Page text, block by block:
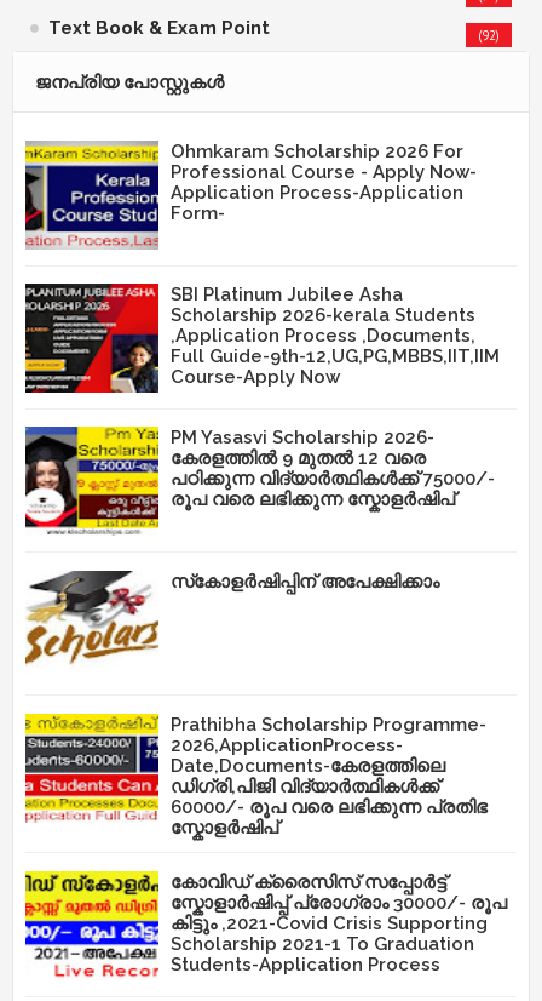
Text Book & Exam Point (92)
ജനപ്രിയ പോസ്റ്റുകള്‍‌
Ohmkaram Scholarship 2026 For
Professional Course - Apply Now-
Application Process-Application
Form-
SBI Platinum Jubilee Asha
Scholarship 2026-kerala Students
,Application Process ,Documents,
Full Guide-9th-12,UG,PG,MBBS,IIT,IIM
Course-Apply Now
PM Yasasvi Scholarship 2026-
കേരളത്തിൽ 9 മുതൽ 12 വരെ
പഠിക്കുന്ന വിദ്യാർത്ഥികൾക്ക് 75000/-
രൂപ വരെ ലഭിക്കുന്ന സ്കോളർഷിപ്
സ്‌കോളർഷിപ്പിന് അപേക്ഷിക്കാം
Prathibha Scholarship Programme-
2026,ApplicationProcess-
Date,Documents-കേരളത്തിലെ
ഡിഗ്രി,പിജി വിദ്യാർത്ഥികൾക്ക്
60000/- രൂപ വരെ ലഭിക്കുന്ന പ്രതിഭ
സ്കോളർഷിപ്
കോവിഡ് ക്രൈസിസ് സപ്പോർട്ട്
സ്കോളാർഷിപ്പ് പ്രോഗ്രാം 30000/- രൂപ
കിട്ടും ,2021-Covid Crisis Supporting
Scholarship 2021-1 To Graduation
Students-Application Process